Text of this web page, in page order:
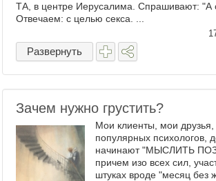
ТА, в центре Иерусалима. Спрашивают: "А
Отвечаем: с целью секса. ...
Развернуть
Зачем нужно грустить?
Мои клиенты, мои друзья,
популярных психологов,
начинают "МЫСЛИТЬ
причем изо всех сил,
штуках вроде "месяц без